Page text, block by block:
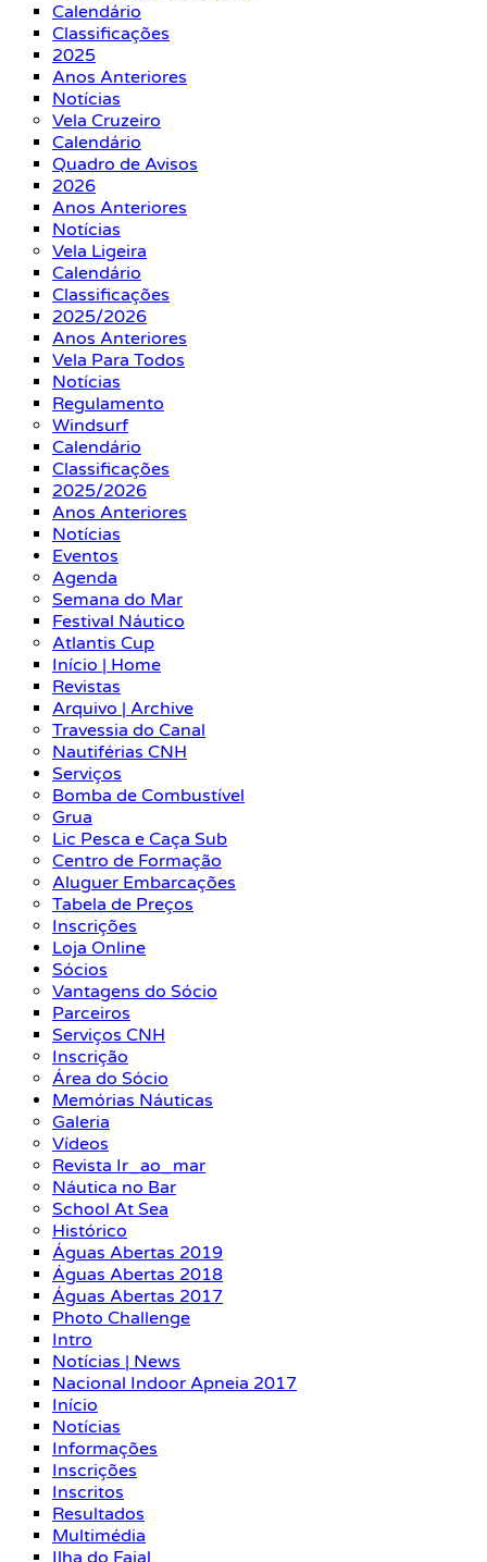
Calendário
Classificações
2025
Anos Anteriores
Notícias
Vela Cruzeiro
Calendário
Quadro de Avisos
2026
Anos Anteriores
Notícias
Vela Ligeira
Calendário
Classificações
2025/2026
Anos Anteriores
Vela Para Todos
Notícias
Regulamento
Windsurf
Calendário
Classificações
2025/2026
Anos Anteriores
Notícias
Eventos
Agenda
Semana do Mar
Festival Náutico
Atlantis Cup
Início | Home
Revistas
Arquivo | Archive
Travessia do Canal
Nautiférias CNH
Serviços
Bomba de Combustível
Grua
Lic Pesca e Caça Sub
Centro de Formação
Aluguer Embarcações
Tabela de Preços
Inscrições
Loja Online
Sócios
Vantagens do Sócio
Parceiros
Serviços CNH
Inscrição
Área do Sócio
Memórias Náuticas
Galeria
Vídeos
Revista Ir_ao_mar
Náutica no Bar
School At Sea
Histórico
Águas Abertas 2019
Águas Abertas 2018
Águas Abertas 2017
Photo Challenge
Intro
Notícias | News
Nacional Indoor Apneia 2017
Início
Notícias
Informações
Inscrições
Inscritos
Resultados
Multimédia
Ilha do Faial